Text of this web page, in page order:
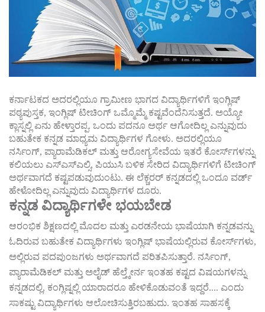
ಕರ್ನಾಟಕದ ಅದರಲ್ಲಿಯೂ ಗ್ರಾಮೀಣ ಭಾಗದ ವಿದ್ಯಾರ್ಥಿಗಳಿಗೆ ಇಂಗ್ಲಿಷ್
ಪಠ್ಯಪುಸ್ತಕ, ಇಂಗ್ಲಿಷ್ ಟೀಚಿಂಗ್ ಒಮ್ಮೊಮ್ಮೆ ಕಷ್ಟವೆಂದೆನಿಸುತ್ತದೆ. ಅಯ್ಯೋ
ಕ್ಲಾಸ್ನಲ್ಲಿ ಏನು ಹೇಳ್ತಾರಪ್ಪ. ಒಂದು ಪದನೂ ಅರ್ಥ ಆಗೋದಿಲ್ಲ ಎನ್ನುವುದು
ಬಹುತೇಕ ಕನ್ನಡ ಮಾಧ್ಯಮ ವಿದ್ಯಾರ್ಥಿಗಳ ಗೋಳು. ಅದರಲ್ಲಿಯೂ
ನರ್ಸಿಂಗ್, ಪ್ಯಾರಾಮೆಡಿಕಲ್ ಮತ್ತು ಆರೋಗ್ಯಸೇವೆಯ ಇತರೆ ಕೋರ್ಸ್ಗಳನ್ನು
ಕಲಿಯಲು ಎಸ್ಎಸ್ಎಲ್ಸಿ, ಪಿಯುಸಿ ಬಳಿಕ ಸೇರಿದ ವಿದ್ಯಾರ್ಥಿಗಳಿಗೆ ಟೀಚಿಂಗ್
ಅರ್ಥವಾಗದೆ ಕಷ್ಟಪಡುವುದುಂಟು. ಈ ಲೆಕ್ಚರರ್ ಕನ್ನಡದಲ್ಲಿ ಒಂದೂ ವರ್ಡ್
ಹೇಳೋದಿಲ್ಲ ಎನ್ನುವುದು ವಿದ್ಯಾರ್ಥಿಗಳ ದೂರು.
ಕನ್ನಡ ವಿದ್ಯಾರ್ಥಿಗಳೇ ಭಯಬೇಡ
ಆರಂಭಿಕ ಶಿಕ್ಷಣದಲ್ಲಿ ಮೊದಲ ಮತ್ತು ಎರಡನೇಯ ಭಾಷೆಯಾಗಿ ಕನ್ನಡವನ್ನು
ಓದಿರುವ ಬಹುತೇಕ ವಿದ್ಯಾರ್ಥಿಗಳು ಇಂಗ್ಲಿಷ್ ಭಾಷೆಯಲ್ಲಿರುವ ಕೋರ್ಸ್ಗಳು,
ಅಲ್ಲಿರುವ ಪದಪುಂಜಗಳು ಅರ್ಥವಾಗದೆ ಪರಿತಪಿಸುತ್ತಾರೆ. ನರ್ಸಿಂಗ್,
ಪ್ಯಾರಾಮೆಡಿಕಲ್ ಮತ್ತು ಅಲೈಡ್ ಹೆಲ್ತ್ಕೇರ್ನ ಇಂತಹ ಕಷ್ಟದ ವಿಷಯಗಳನ್ನು
ಕನ್ನಡದಲ್ಲಿ, ಕಂಗ್ಲಿಷ್ನಲ್ಲಿ ಯಾರಾದರೂ ಹೇಳಿಕೊಡುವಂತೆ ಇದ್ದರೆ.... ಎಂದು
ಸಾಕಷ್ಟು ವಿದ್ಯಾರ್ಥಿಗಳು ಆಲೋಚಿಸುತ್ತಿರಬಹುದು. ಇಂತಹ ಸಾಹಸಕ್ಕೆ